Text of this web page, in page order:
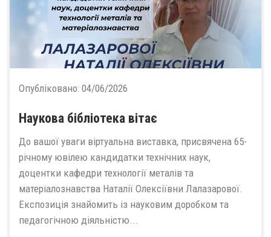
Опубліковано: 04/06/2026
Наукова бібліотека вітає
До вашої уваги віртуальна виставка, присвячена 65-
річному ювілею кандидатки технічних наук,
доцентки кафедри технології металів та
матеріалознавства Наталії Олексіївни Лалазарової.
Експозиція знайомить із науковим доробком та
педагогічною діяльністю...